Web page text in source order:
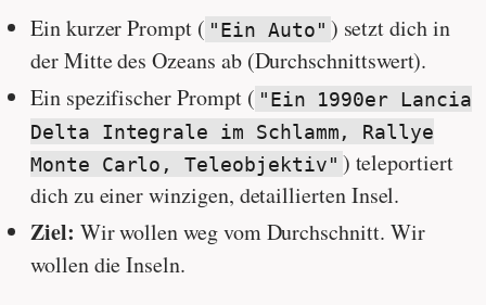
Ein kurzer Prompt ( "Ein Auto" ) setzt dich in
der Mitte des Ozeans ab (Durchschnittswert).
Ein spezifischer Prompt ( "Ein 1990er Lancia
Delta Integrale im Schlamm, Rallye
Monte Carlo, Teleobjektiv" ) teleportiert
dich zu einer winzigen, detaillierten Insel.
Ziel: Wir wollen weg vom Durchschnitt. Wir
wollen die Inseln.